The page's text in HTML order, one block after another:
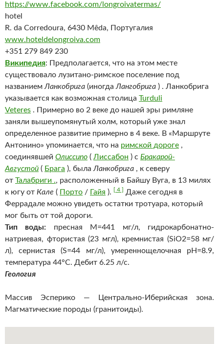
https://www.facebook.com/longroivatermas/
hotel
R. da Corredoura, 6430 Mêda, Португалия
www.hoteldelongroiva.com
+351 279 849 230
Википедия: Предполагается, что на этом месте
существовало лузитано-римское поселение под
названием Ланкобрига (иногда Лангобрига ) . Ланкобрига
указывается как возможная столица Turduli
Veteres . Примерно во 2 веке до нашей эры римляне
заняли вышеупомянутый холм, который уже знал
определенное развитие примерно в 4 веке. В «Маршруте
Антонино» упоминается, что на римской дороге ,
соединявшей Олиссипо ( Лиссабон ) с Бракарой-
Августой ( Брага ), была Ланкобрига , к северу
от Талабриги ., расположенный в Байшу Вуга, в 13 милях
к югу от Кале ( Порто / Гайя ). [ 4 ] Даже сегодня в
Феррадале можно увидеть остатки тротуара, который
мог быть от той дороги.
Тип воды: пресная М=441 мг/л, гидрокарбонатно-
натриевая, фтористая (23 мгл), кремнистая (SiO2=58 мг/
л), сернистая (S=44 мг/л), умереннощелочная pH=8.9,
температура 44°С. Дебит 6.25 л/с.
Геология
Массив Эсперико — Центрально-Иберийская зона.
Магматические породы (гранитоиды).